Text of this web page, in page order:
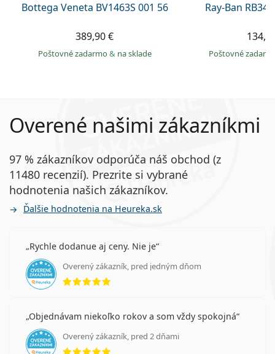
Bottega Veneta BV1463S 001 56
389,90 €
Poštovné zadarmo& na sklade
Ray-Ban
Poštovné
Overené našimi zákazníkmi
97 % zákazníkov odporúča náš obchod (z
11480 recenzií). Prezrite si vybrané
hodnotenia našich zákazníkov.
Ďalšie hodnotenia na Heureka.sk
Rychle dodanue aj ceny. Nie je
Overený zákazník, pred jedným dňom
hodnotenie 5 z 5
Objednávam niekoľko rokov a som vždy spokojná
Overený zákazník, pred 2 dňami
hodnotenie 5 z 5